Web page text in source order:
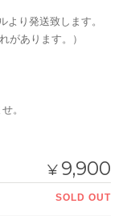
より発送致します。
があります。）
。
¥ 9,900
SOLD OUT